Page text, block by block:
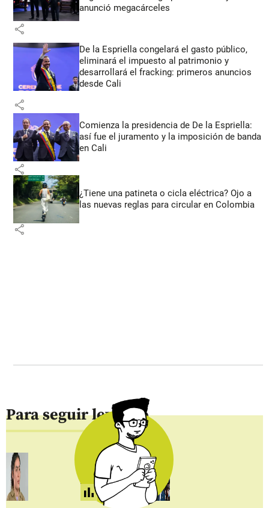
anunció megacárceles
share
De la Espriella congelará el gasto público,
eliminará el impuesto al patrimonio y
desarrollará el fracking: primeros anuncios
desde Cali
share
Comienza la presidencia de De la Espriella:
así fue el juramento y la imposición de banda
en Cali
share
¿Tiene una patineta o cicla eléctrica? Ojo a
las nuevas reglas para circular en Colombia
share
Para seguir leyendo